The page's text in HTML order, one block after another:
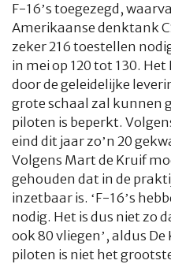
F-16’s toegezegd,
Amerikaanse denktank
zeker 216 toestellen
in mei op 120 tot 130.
door de geleidelijke
grote schaal zal kunnen
piloten is beperkt.
eind dit jaar zo’n 20
Volgens Mart de Kruif
gehouden dat in de
inzetbaar is. ‘F-16’s
nodig. Het is dus niet zo
ook 80 vliegen’, aldus
piloten is niet het